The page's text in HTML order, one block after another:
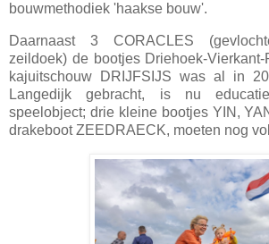
bouwmethodiek 'haakse bouw'.
Daarnaast 3 CORACLES
zeildoek) de bootjes Driehoek-
kajuitschouw DRIJFSIJS was al in
Langedijk gebracht, is nu
speelobject; drie kleine bootjes YIN,
drakeboot ZEEDRAECK, moeten nog